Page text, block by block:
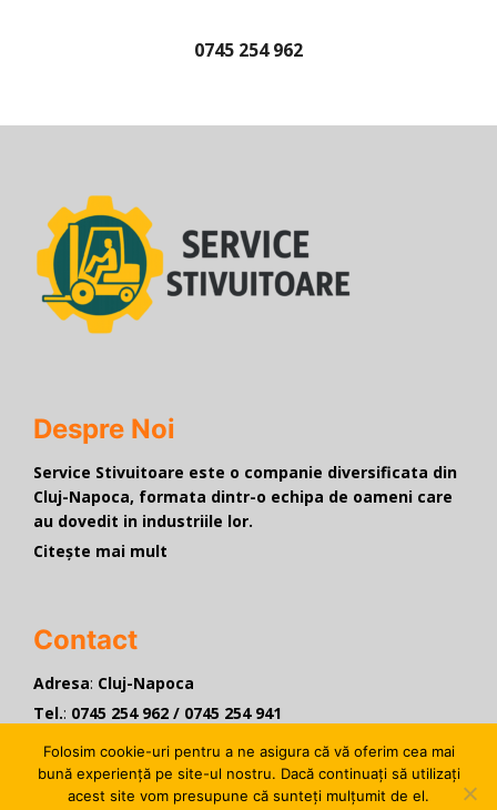
0745 254 962
Despre Noi
Service Stivuitoare este o companie diversificata din
Cluj-Napoca, formata dintr-o echipa de oameni care
au dovedit in industriile lor.
Citește mai mult
Contact
Adresa: Cluj-Napoca
Tel.: 0745 254 962 / 0745 254 941
Program:
L–V 9 AM – 5 PM
Intra si scrie-ne aici
Folosim cookie-uri pentru a ne asigura că vă oferim cea mai
bună experiență pe site-ul nostru. Dacă continuați să utilizați
acest site vom presupune că sunteți mulțumit de el.